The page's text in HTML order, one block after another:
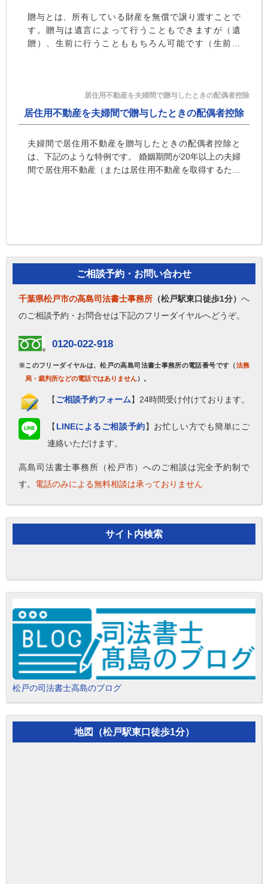
贈与とは、所有している財産を無償で譲り渡すことで
す。贈与は遺言によって行うこともできますが（遺
贈）、生前に行うことももちろん可能です（生前贈
居住用不動産を夫婦間で贈与したときの配偶者控除
居住用不動産を夫婦間で贈与したときの配偶者控除
夫婦間で居住用不動産を贈与したときの配偶者控除と
は、下記のような特例です。 婚姻期間が20年以上の夫婦
間で居住用不動産（または居住用不動産を取得するため
ご相談予約・お問い合わせ
千葉県松戸市の高島司法書士事務所 （松戸駅東口徒歩1分） へ
のご相談予約・お問合せは下記のフリーダイヤルへどうぞ。
0120-022-918
※このフリーダイヤルは、松戸の高島司法書士事務所の電話番号です（法務
局・裁判所などの電話ではありません）。
【ご相談予約フォーム】24時間受け付けております。
【 LINEによるご相談予約】お忙しい方でも簡単にご
連絡いただけます。
高島司法書士事務所（松戸市）へのご相談は完全予約制で
す。 電話のみによる無料相談は承っておりません
サイト内検索
松戸の司法書士高島のブログ
地図（松戸駅東口徒歩1分）